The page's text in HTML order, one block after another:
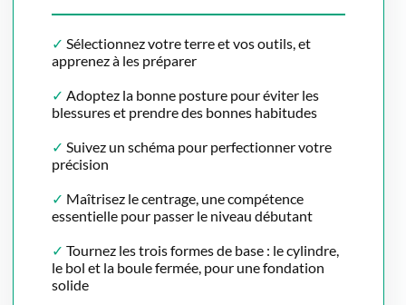
✓ Sélectionnez votre terre et vos outils, et
apprenez à les préparer
✓ Adoptez la bonne posture pour éviter les
blessures et prendre des bonnes habitudes
✓Suivez un schéma pour perfectionner votre
précision
✓ Maîtrisez le centrage, une compétence
essentielle pour passer le niveau débutant
✓ Tournez les trois formes de base : le cylindre,
le bol et la boule fermée, pour une fondation
solide